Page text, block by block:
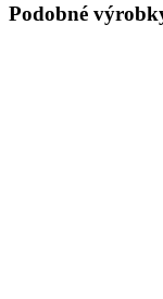
Podobné